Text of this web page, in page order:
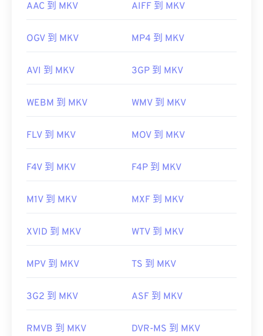
AAC 到 MKV AIFF 到 MKV
OGV 到 MKV MP4 到 MKV
AVI 到 MKV 3GP 到 MKV
WEBM 到 MKV WMV 到 MKV
FLV 到 MKV MOV 到 MKV
F4V 到 MKV F4P 到 MKV
M1V 到 MKV MXF 到 MKV
XVID 到 MKV WTV 到 MKV
MPV 到 MKV TS 到 MKV
3G2 到 MKV ASF 到 MKV
RMVB 到 MKV DVR-MS 到 MKV